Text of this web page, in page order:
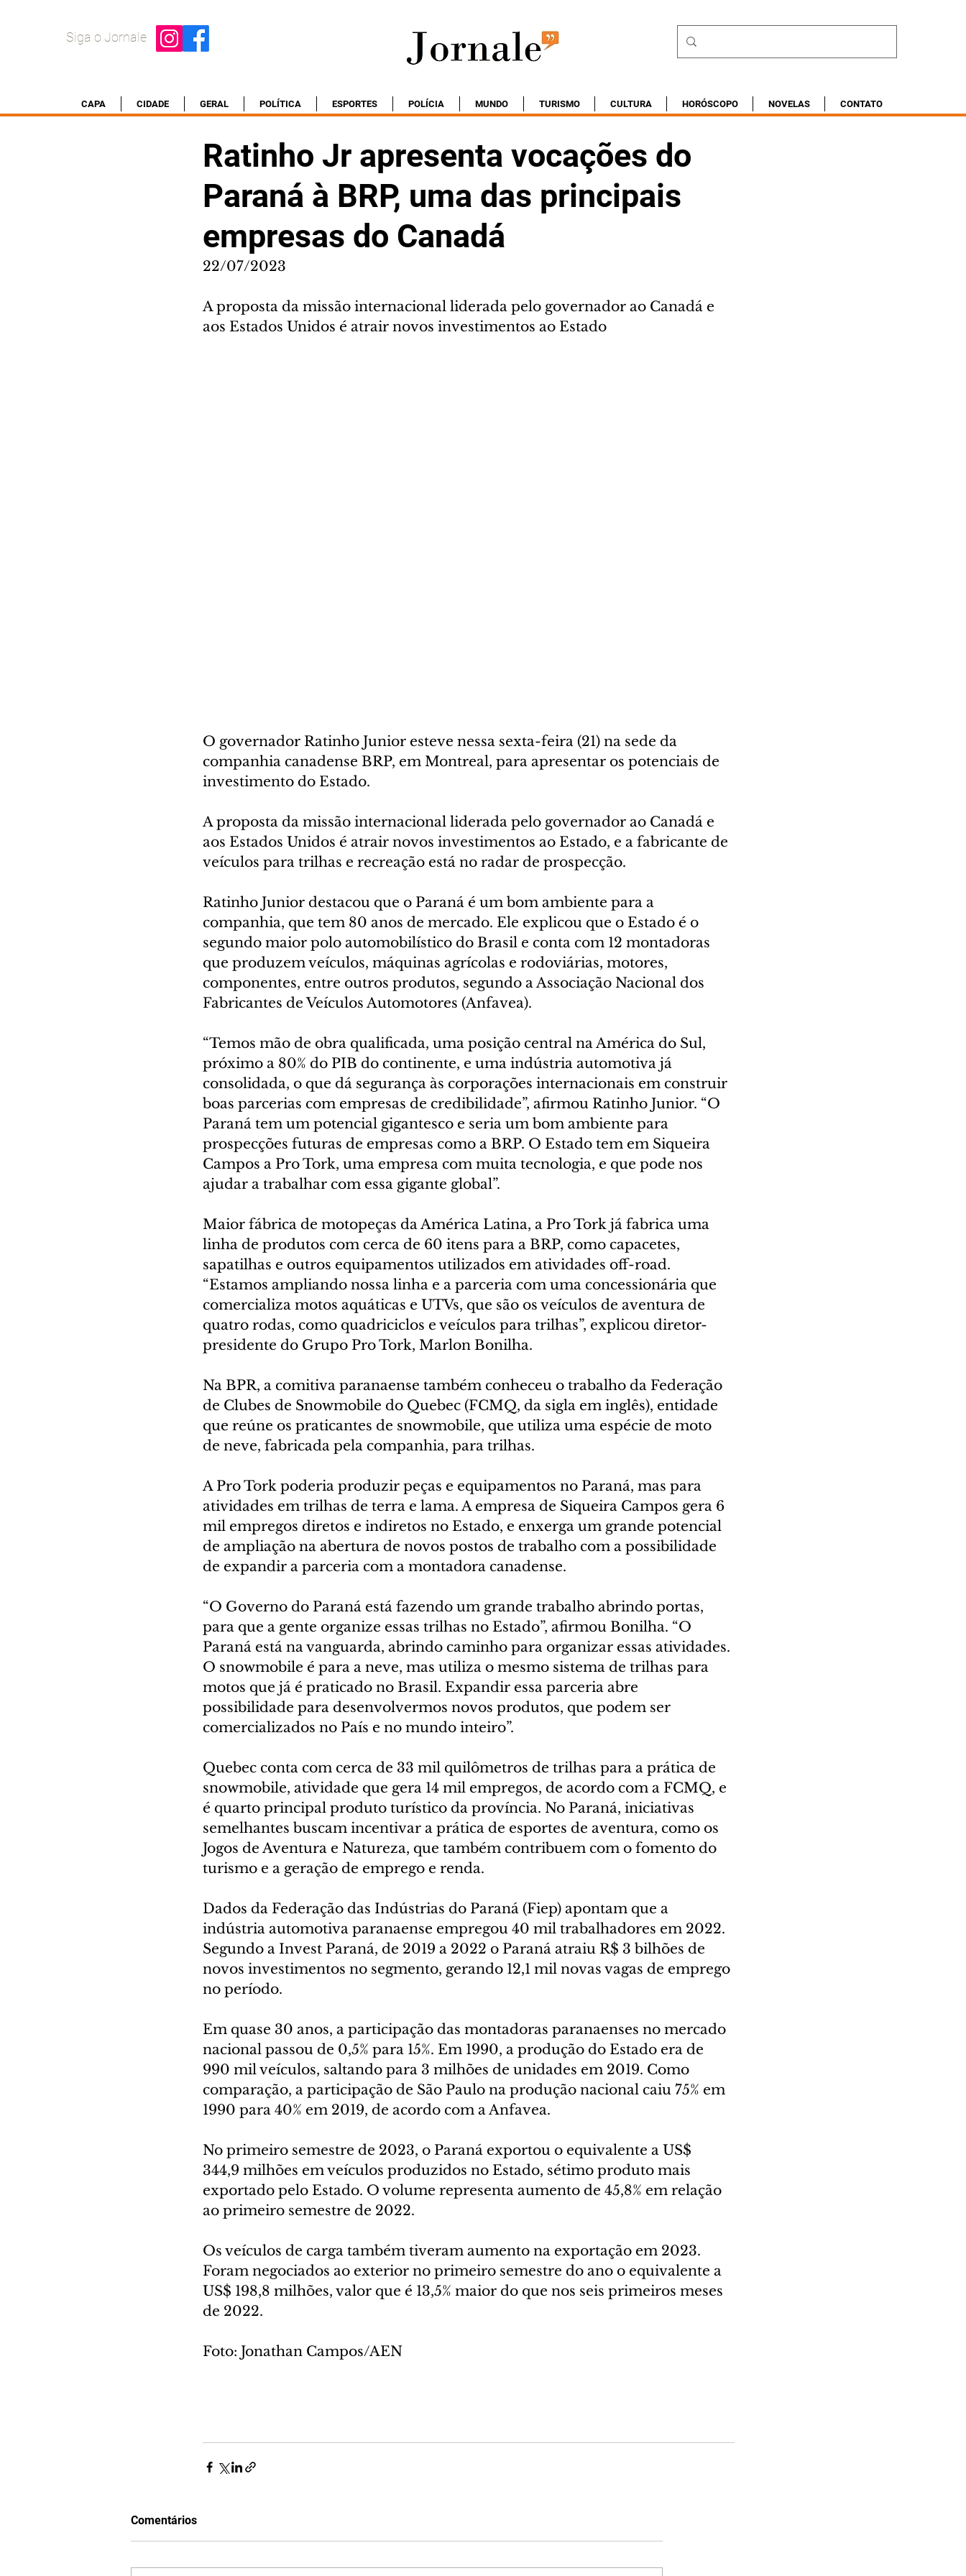
Siga o Jornale
CAPA CIDADE GERAL POLÍTICA ESPORTES POLÍCIA MUNDO TURISMO CULTURA HORÓSCOPO NOVELAS CONTATO
Ratinho Jr apresenta vocações do
Paraná à BRP, uma das principais
empresas do Canadá
22/07/2023
A proposta da missão internacional liderada pelo governador ao Canadá e
aos Estados Unidos é atrair novos investimentos ao Estado
O governador Ratinho Junior esteve nessa sexta-feira (21) na sede da
companhia canadense BRP, em Montreal, para apresentar os potenciais de
investimento do Estado.
A proposta da missão internacional liderada pelo governador ao Canadá e
aos Estados Unidos é atrair novos investimentos ao Estado, e a fabricante de
veículos para trilhas e recreação está no radar de prospecção.
Ratinho Junior destacou que o Paraná é um bom ambiente para a
companhia, que tem 80 anos de mercado. Ele explicou que o Estado é o
segundo maior polo automobilístico do Brasil e conta com 12 montadoras
que produzem veículos, máquinas agrícolas e rodoviárias, motores,
componentes, entre outros produtos, segundo a Associação Nacional dos
Fabricantes de Veículos Automotores (Anfavea).
“Temos mão de obra qualificada, uma posição central na América do Sul,
próximo a 80% do PIB do continente, e uma indústria automotiva já
consolidada, o que dá segurança às corporações internacionais em construir
boas parcerias com empresas de credibilidade”, afirmou Ratinho Junior. “O
Paraná tem um potencial gigantesco e seria um bom ambiente para
prospecções futuras de empresas como a BRP. O Estado tem em Siqueira
Campos a Pro Tork, uma empresa com muita tecnologia, e que pode nos
ajudar a trabalhar com essa gigante global”.
Maior fábrica de motopeças da América Latina, a Pro Tork já fabrica uma
linha de produtos com cerca de 60 itens para a BRP, como capacetes,
sapatilhas e outros equipamentos utilizados em atividades off-road.
“Estamos ampliando nossa linha e a parceria com uma concessionária que
comercializa motos aquáticas e UTVs, que são os veículos de aventura de
quatro rodas, como quadriciclos e veículos para trilhas”, explicou diretor-
presidente do Grupo Pro Tork, Marlon Bonilha.
Na BPR, a comitiva paranaense também conheceu o trabalho da Federação
de Clubes de Snowmobile do Quebec (FCMQ, da sigla em inglês), entidade
que reúne os praticantes de snowmobile, que utiliza uma espécie de moto
de neve, fabricada pela companhia, para trilhas.
A Pro Tork poderia produzir peças e equipamentos no Paraná, mas para
atividades em trilhas de terra e lama. A empresa de Siqueira Campos gera 6
mil empregos diretos e indiretos no Estado, e enxerga um grande potencial
de ampliação na abertura de novos postos de trabalho com a possibilidade
de expandir a parceria com a montadora canadense.
“O Governo do Paraná está fazendo um grande trabalho abrindo portas,
para que a gente organize essas trilhas no Estado”, afirmou Bonilha. “O
Paraná está na vanguarda, abrindo caminho para organizar essas atividades.
O snowmobile é para a neve, mas utiliza o mesmo sistema de trilhas para
motos que já é praticado no Brasil. Expandir essa parceria abre
possibilidade para desenvolvermos novos produtos, que podem ser
comercializados no País e no mundo inteiro”.
Quebec conta com cerca de 33 mil quilômetros de trilhas para a prática de
snowmobile, atividade que gera 14 mil empregos, de acordo com a FCMQ, e
é quarto principal produto turístico da província. No Paraná, iniciativas
semelhantes buscam incentivar a prática de esportes de aventura, como os
Jogos de Aventura e Natureza, que também contribuem com o fomento do
turismo e a geração de emprego e renda.
Dados da Federação das Indústrias do Paraná (Fiep) apontam que a
indústria automotiva paranaense empregou 40 mil trabalhadores em 2022.
Segundo a Invest Paraná, de 2019 a 2022 o Paraná atraiu R$ 3 bilhões de
novos investimentos no segmento, gerando 12,1 mil novas vagas de emprego
no período.
Em quase 30 anos, a participação das montadoras paranaenses no mercado
nacional passou de 0,5% para 15%. Em 1990, a produção do Estado era de
990 mil veículos, saltando para 3 milhões de unidades em 2019. Como
comparação, a participação de São Paulo na produção nacional caiu 75% em
1990 para 40% em 2019, de acordo com a Anfavea.
No primeiro semestre de 2023, o Paraná exportou o equivalente a US$
344,9 milhões em veículos produzidos no Estado, sétimo produto mais
exportado pelo Estado. O volume representa aumento de 45,8% em relação
ao primeiro semestre de 2022.
Os veículos de carga também tiveram aumento na exportação em 2023.
Foram negociados ao exterior no primeiro semestre do ano o equivalente a
US$ 198,8 milhões, valor que é 13,5% maior do que nos seis primeiros meses
de 2022.
Foto: Jonathan Campos/AEN
Comentários